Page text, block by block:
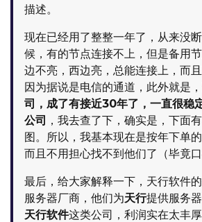
描述。
现在已经用了整整一年了，从来没
候，有的节点连接不上，但是备用
边不亮，西边亮，总能连接上，而
因为据说是电信的通道，此外就是，
司，成了有接近30年了，一直很稳
公司 ，我去查了下，确实是，下面
图。所以，我基本现在是按年下单
而且不用担心找不到他们了（毕竟口
最后，给大家解释一下，天行软件
服务器厂商，他们为天行提供服务
天行软件这类公司，利润实在太丰